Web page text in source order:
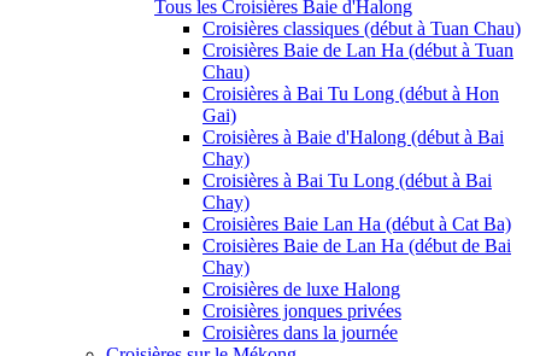
Tous les Croisières Baie d'Halong
Croisières classiques (début à Tuan Chau)
Croisières Baie de Lan Ha (début à Tuan
Chau)
Croisières à Bai Tu Long (début à Hon
Gai)
Croisières à Baie d'Halong (début à Bai
Chay)
Croisières à Bai Tu Long (début à Bai
Chay)
Croisières Baie Lan Ha (début à Cat Ba)
Croisières Baie de Lan Ha (début de Bai
Chay)
Croisières de luxe Halong
Croisières jonques privées
Croisières dans la journée